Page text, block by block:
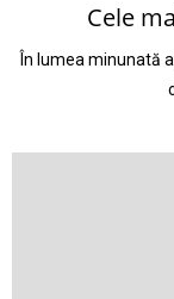
Cele
În lumea minunată